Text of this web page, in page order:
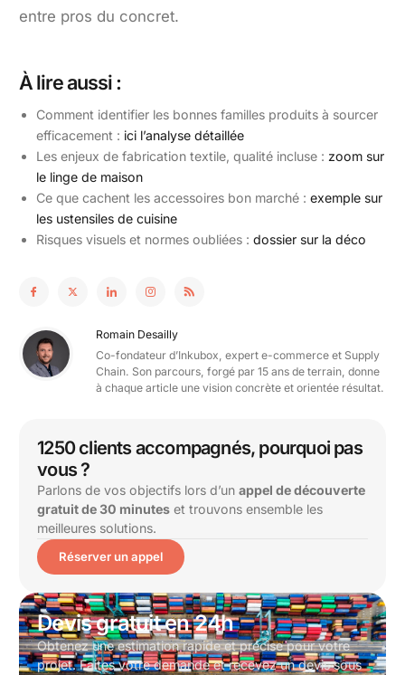
entre pros du concret.
À lire aussi :
Comment identifier les bonnes familles produits à sourcer
efficacement : ici l’analyse détaillée
Les enjeux de fabrication textile, qualité incluse : zoom sur
le linge de maison
Ce que cachent les accessoires bon marché : exemple sur
les ustensiles de cuisine
Risques visuels et normes oubliées : dossier sur la déco
Romain Desailly
Co-fondateur d’Inkubox, expert e-commerce et Supply
Chain. Son parcours, forgé par 15 ans de terrain, donne
à chaque article une vision concrète et orientée résultat.
1250 clients accompagnés, pourquoi pas
vous ?
Parlons de vos objectifs lors d’unappel de découverte
gratuit de 30 minutes et trouvons ensemble les
meilleures solutions.
Réserver un appel
Devis gratuit en 24h
Obtenez une estimation rapide et précise pour votre
projet. Faites votre demande et recevez un devis sous